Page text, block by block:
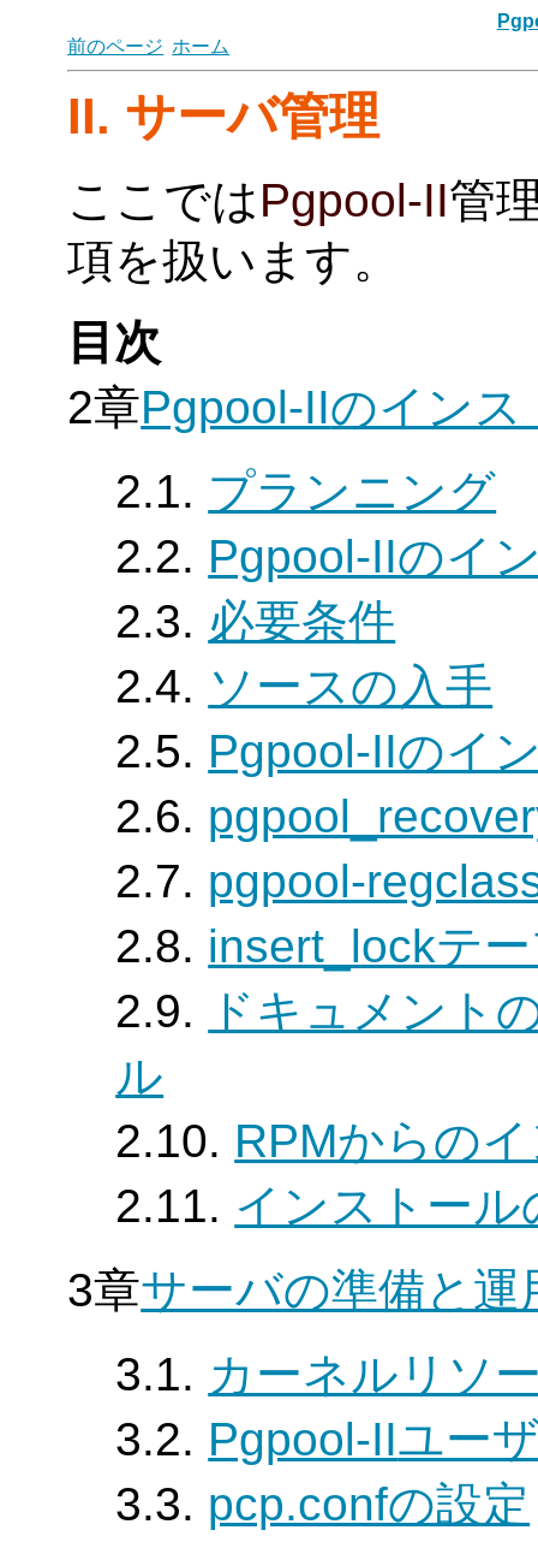
前のページ ホーム
II. サーバ管理
ここではPgpool-II管
項を扱います。
目次
2章Pgpool-IIのインス
2.1. プランニング
2.2. Pgpool-IIのイ
2.3. 必要条件
2.4. ソースの入手
2.5. Pgpool-IIのイ
2.6.
2.7. pgpool-
2.8. insert_lockテ
2.9.
ドキュメント
ル
2.10. RPMからの
2.11. インストール
3章サーバの準備と運
3.1. カーネルリソ
3.2. Pgpool-IIユー
3.3. pcp.confの設定